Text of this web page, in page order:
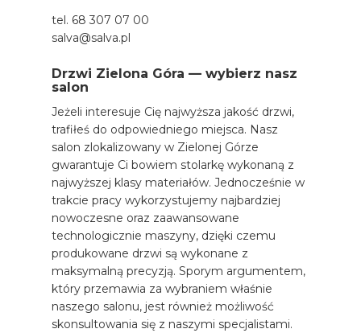
tel. 68 307 07 00
salva@salva.pl
Drzwi Zielona Góra — wybierz nasz
salon
Jeżeli interesuje Cię najwyższa jakość drzwi,
trafiłeś do odpowiedniego miejsca. Nasz
salon zlokalizowany w Zielonej Górze
gwarantuje Ci bowiem stolarkę wykonaną z
najwyższej klasy materiałów. Jednocześnie w
trakcie pracy wykorzystujemy najbardziej
nowoczesne oraz zaawansowane
technologicznie maszyny, dzięki czemu
produkowane drzwi są wykonane z
maksymalną precyzją. Sporym argumentem,
który przemawia za wybraniem właśnie
naszego salonu, jest również możliwość
skonsultowania się z naszymi specjalistami.